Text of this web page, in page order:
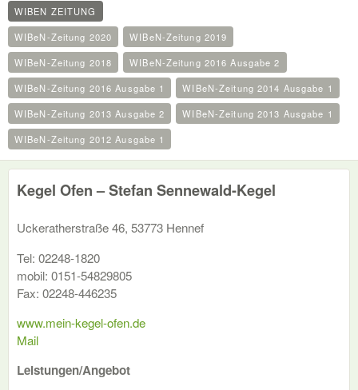
WIBEN ZEITUNG
WIBeN-Zeitung 2020
WIBeN-Zeitung 2019
WIBeN-Zeitung 2018
WIBeN-Zeitung 2016 Ausgabe 2
WIBeN-Zeitung 2016 Ausgabe 1
WIBeN-Zeitung 2014 Ausgabe 1
WIBeN-Zeitung 2013 Ausgabe 2
WIBeN-Zeitung 2013 Ausgabe 1
WIBeN-Zeitung 2012 Ausgabe 1
Kegel Ofen – Stefan Sennewald-Kegel
Uckeratherstraße 46, 53773 Hennef
Tel: 02248-1820
mobil: 0151-54829805
Fax: 02248-446235
www.mein-kegel-ofen.de
Mail
Leistungen/Angebot